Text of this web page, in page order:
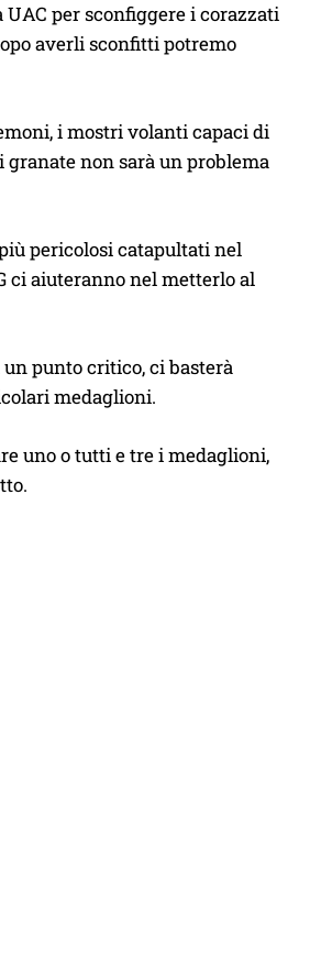
UAC per sconfiggere i corazzati
averli sconfitti potremo
i mostri volanti capaci di
non sarà un problema
pericolosi catapultati nel
ci aiuteranno nel metterlo al
un punto critico, ci basterà
medaglioni.
uno o tutti e tre i medaglioni,